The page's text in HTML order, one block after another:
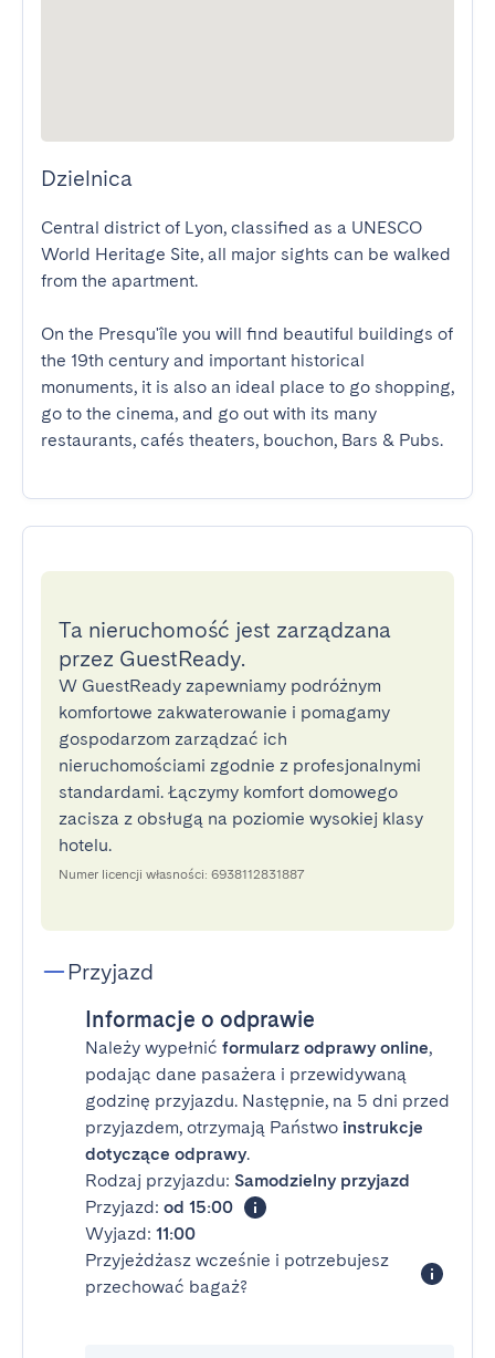
Dzielnica
Central district of Lyon, classified as a UNESCO
World Heritage Site, all major sights can be walked
from the apartment.
On the Presqu'île you will find beautiful buildings of
the 19th century and important historical
monuments, it is also an ideal place to go shopping,
go to the cinema, and go out with its many
restaurants, cafés theaters, bouchon, Bars & Pubs.
Ta nieruchomość jest zarządzana
przez GuestReady.
W GuestReady zapewniamy podróżnym
komfortowe zakwaterowanie i pomagamy
gospodarzom zarządzać ich
nieruchomościami zgodnie z profesjonalnymi
standardami. Łączymy komfort domowego
zacisza z obsługą na poziomie wysokiej klasy
hotelu.
Numer licencji własności: 6938112831887
Przyjazd
Informacje o odprawie
Należy wypełnić formularz odprawy online,
podając dane pasażera i przewidywaną
godzinę przyjazdu. Następnie, na 5 dni przed
przyjazdem, otrzymają Państwo instrukcje
dotyczące odprawy.
Rodzaj przyjazdu: Samodzielny przyjazd
Przyjazd: od 15:00
Wyjazd: 11:00
Przyjeżdżasz wcześnie i potrzebujesz
przechować bagaż?